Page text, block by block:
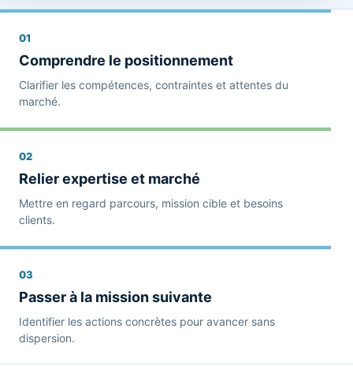
01
Comprendre le positionnement
Clarifier les compétences, contraintes et attentes du
marché.
02
Relier expertise et marché
Mettre en regard parcours, mission cible et besoins
clients.
03
Passer à la mission suivante
Identifier les actions concrètes pour avancer sans
dispersion.